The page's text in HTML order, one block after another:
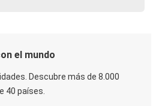
el mundo
Descubre más de 8.000
40 países.